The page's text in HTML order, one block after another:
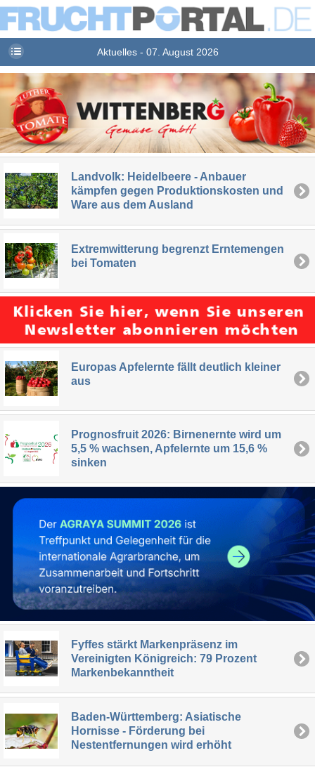
Aktuelles - 07. August 2026
Landvolk: Heidelbeere - Anbauer
kämpfen gegen Produktionskosten und
Ware aus dem Ausland
Extremwitterung begrenzt Erntemengen
bei Tomaten
Europas Apfelernte fällt deutlich kleiner
aus
Prognosfruit 2026: Birnenernte wird um
5,5 % wachsen, Apfelernte um 15,6 %
sinken
Fyffes stärkt Markenpräsenz im
Vereinigten Königreich: 79 Prozent
Markenbekanntheit
Baden-Württemberg: Asiatische
Hornisse - Förderung bei
Nestentfernungen wird erhöht